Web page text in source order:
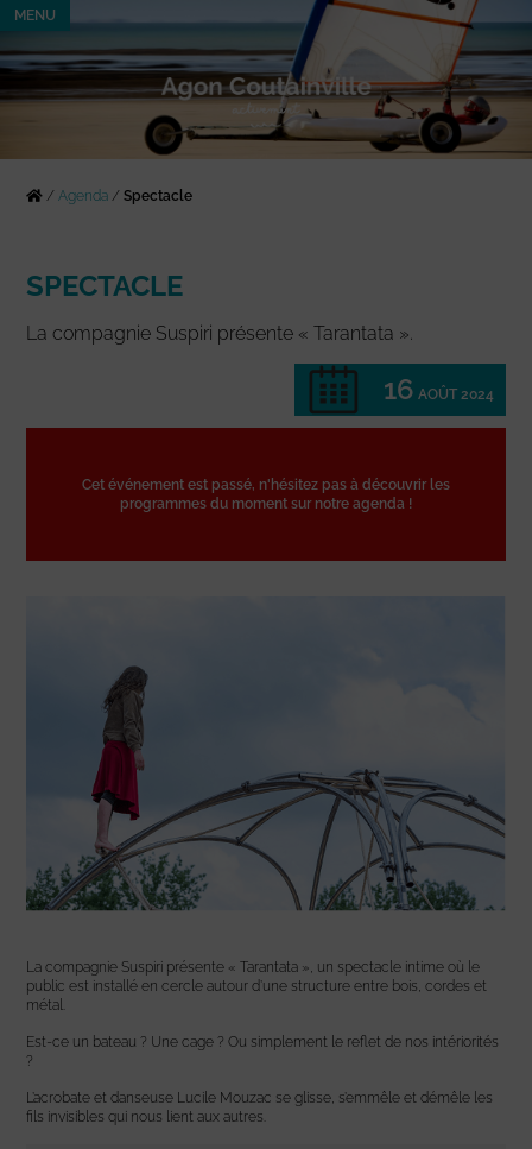
MENU
/Agenda /Spectacle
SPECTACLE
La compagnie Suspiri présente « Tarantata ».
16 AOÛT 2024
Cet événement est passé, n'hésitez pas à découvrir les
programmes du moment sur notre agenda !
La compagnie Suspiri présente « Tarantata », un spectacle intime où le
public est installé en cercle autour d’une structure entre bois, cordes et
métal.
Est-ce un bateau ? Une cage ? Ou simplement le reflet de nos intériorités
?
L’acrobate et danseuse Lucile Mouzac se glisse, s’emmêle et démêle les
fils invisibles qui nous lient aux autres.